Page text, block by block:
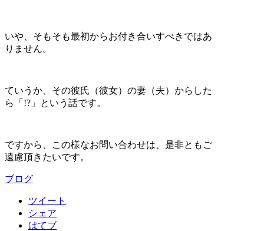
いや、そもそも最初からお付き合いすべきではあ
りません。
ていうか、その彼氏（彼女）の妻（夫）からした
ら「!?」という話です。
ですから、この様なお問い合わせは、是非ともご
遠慮頂きたいです。
ブログ
ツイート
シェア
はてブ